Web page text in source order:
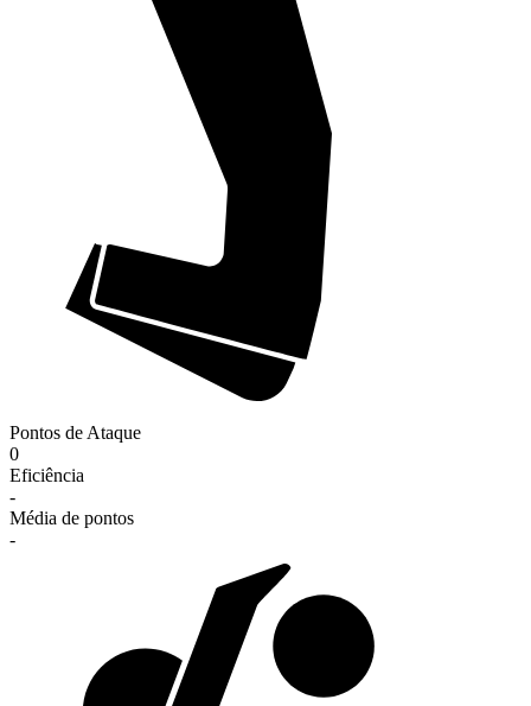
Pontos de Ataque
0
Eficiência
-
Média de pontos
-